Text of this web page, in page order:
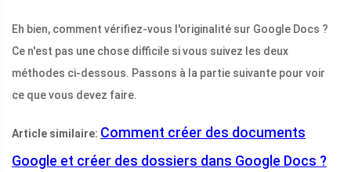
Eh bien, comment vérifiez-vous l'originalité sur Google Docs ?
Ce n'est pas une chose difficile si vous suivez les deux
méthodes ci-dessous. Passons à la partie suivante pour voir
ce que vous devez faire.
Article similaire: Comment créer des documents
Google et créer des dossiers dans Google Docs ?